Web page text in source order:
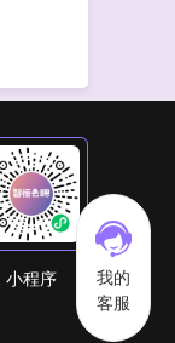
我的
客服
小程序